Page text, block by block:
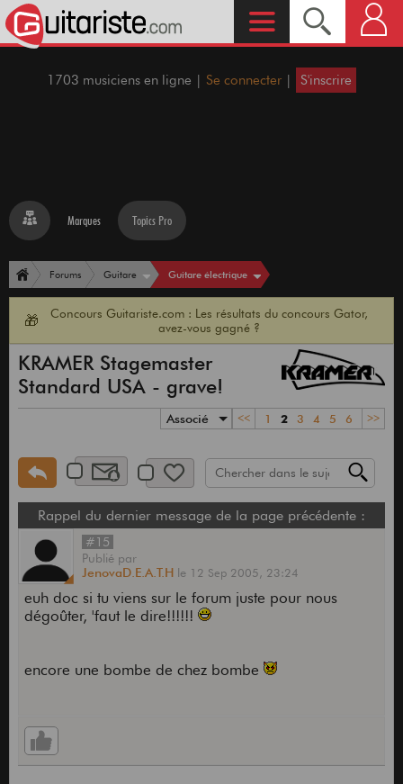
1703 musiciens en ligne | Se connecter | S'inscrire
Marques Topics Pro
Forums Guitare Guitare électrique
🎁
Concours Guitariste.com : Les résultats du concours Gator,
avez-vous gagné ?
KRAMER Stagemaster
Standard USA - grave!
Associé << 1 2 3 4 5 6 >>
Rappel du dernier message de la page précédente :
#15
Publié par
JenovaD.E.A.T.H le 12 Sep 2005, 23:24
euh doc si tu viens sur le forum juste pour nous
dégoûter, 'faut le dire!!!!!!
encore une bombe de chez bombe